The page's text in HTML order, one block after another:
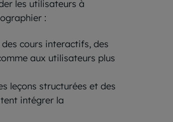
les utilisateurs à
:
cours interactifs, des
aux utilisateurs plus
leçons structurées et des
intégrer la